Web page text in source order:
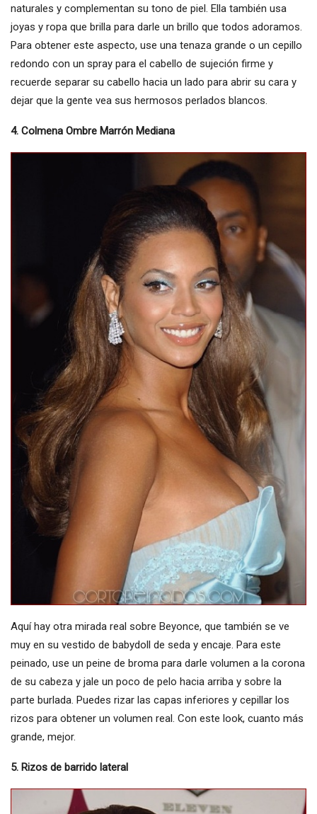
naturales y complementan su tono de piel. Ella también usa
joyas y ropa que brilla para darle un brillo que todos adoramos.
Para obtener este aspecto, use una tenaza grande o un cepillo
redondo con un spray para el cabello de sujeción firme y
recuerde separar su cabello hacia un lado para abrir su cara y
dejar que la gente vea sus hermosos perlados blancos.
4. Colmena Ombre Marrón Mediana
Aquí hay otra mirada real sobre Beyonce, que también se ve
muy en su vestido de babydoll de seda y encaje. Para este
peinado, use un peine de broma para darle volumen a la corona
de su cabeza y jale un poco de pelo hacia arriba y sobre la
parte burlada. Puedes rizar las capas inferiores y cepillar los
rizos para obtener un volumen real. Con este look, cuanto más
grande, mejor.
5. Rizos de barrido lateral